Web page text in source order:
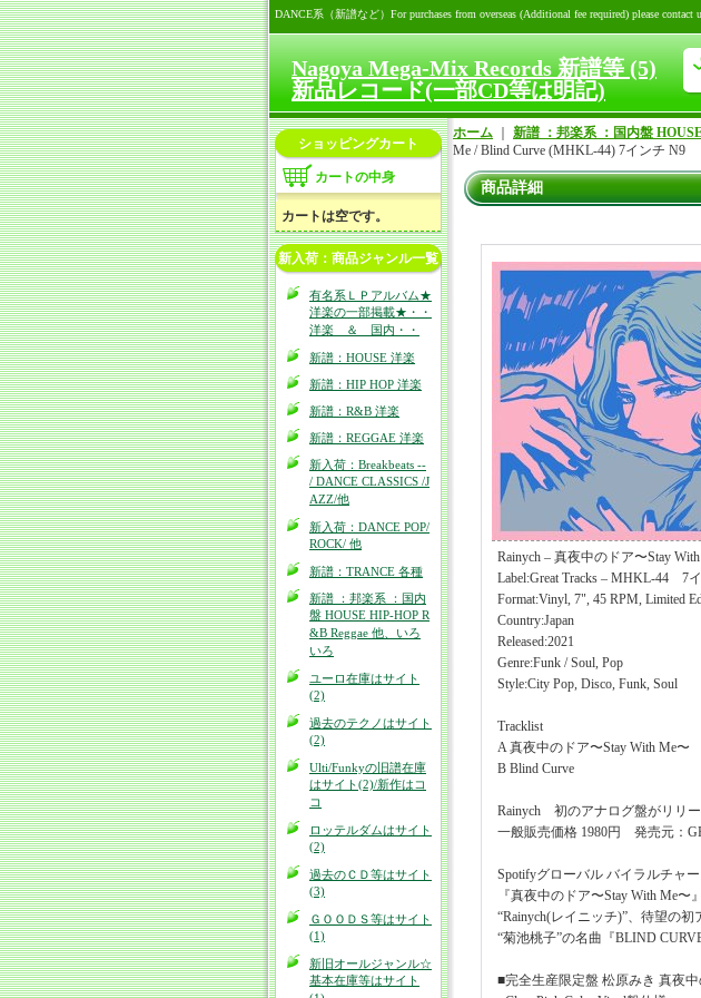
DANCE系（新譜など）For purchases from overseas (Additional fee required) please
Nagoya Mega-Mix Records 新譜等 (5)
新品レコード(一部CD等は明記)
ショッピングカート
カートの中身
カートは空です。
新入荷：商品ジャンル一覧
有名系ＬＰアルバム★
洋楽の一部掲載★・・
洋楽 ＆ 国内・・
新譜：HOUSE 洋楽
新譜：HIP HOP 洋楽
新譜：R&B 洋楽
新譜：REGGAE 洋楽
新入荷：Breakbeats --
/ DANCE CLASSICS /J
AZZ/他
新入荷：DANCE POP/
ROCK/ 他
新譜：TRANCE 各種
新譜 ：邦楽系 ：国内
盤 HOUSE HIP-HOP R
&B Reggae 他、いろ
いろ
ユーロ在庫はサイト
(2)
過去のテクノはサイト
(2)
Ulti/Funkyの旧譜在庫
はサイト(2)/新作はコ
コ
ロッテルダムはサイト
(2)
過去のＣＤ等はサイト
(3)
ＧＯＯＤＳ等はサイト
(1)
新旧オールジャンル☆
基本在庫等はサイト
ホーム 新譜 ：邦楽系 ：国内盤
Me / Blind Curve (MHKL-44) 7インチ N9
商品詳細
Rainych – 真夜中のドア〜Stay
Label:Great Tracks – MHKL-44
Format:Vinyl, 7", 45 RPM, Limited
Country:Japan
Released:2021
Genre:Funk / Soul, Pop
Style:City Pop, Disco, Funk, Soul
Tracklist
A 真夜中のドア〜Stay With Me〜
B Blind Curve
Rainych 初のアナログ盤がリリ
一般販売価格 1980円 発売元：
Spotifyグローバル バイラルチャ
『真夜中のドア〜Stay With Me
“Rainych(レイニッチ)”、待望の初
“菊池桃子”の名曲『BLIND
■完全生産限定盤 松原みき 真夜